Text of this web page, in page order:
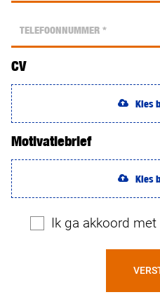
CV
Kies
Motivatiebrief
Kies
Ik ga akkoord met